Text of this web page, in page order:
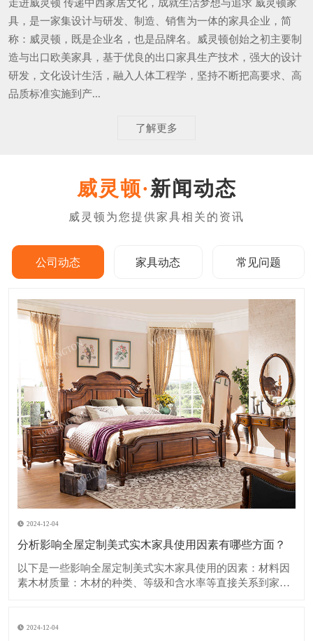
走进威灵顿 传递中西家居文化，成就生活梦想与追求 威灵顿家
具，是一家集设计与研发、制造、销售为一体的家具企业，简
称：威灵顿，既是企业名，也是品牌名。威灵顿创始之初主要制
造与出口欧美家具，基于优良的出口家具生产技术，强大的设计
研发，文化设计生活，融入人体工程学，坚持不断把高要求、高
品质标准实施到产...
了解更多
新闻动态
公司动态 家具动态 常见问题
2024-12-04
分析影响全屋定制美式实木家具使用因素有哪些方面？
​以下是一些影响全屋定制美式实木家具使用的因素：​材料因
素木材质量：木材的种类、等级和含水率等直接关系到家具
果木材含水率过高，在使用过程中容易出现开裂、变形等问
2024-12-04